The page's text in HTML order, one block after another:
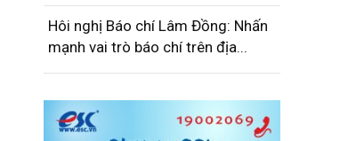
Hôi nghị Báo chí Lâm Đồng: Nhấn
mạnh vai trò báo chí trên địa...